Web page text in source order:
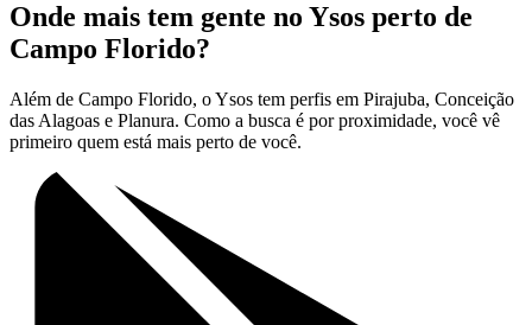
Onde mais tem gente no Ysos perto de
Campo Florido?
Além de Campo Florido, o Ysos tem perfis em Pirajuba, Conceição
das Alagoas e Planura. Como a busca é por proximidade, você vê
primeiro quem está mais perto de você.